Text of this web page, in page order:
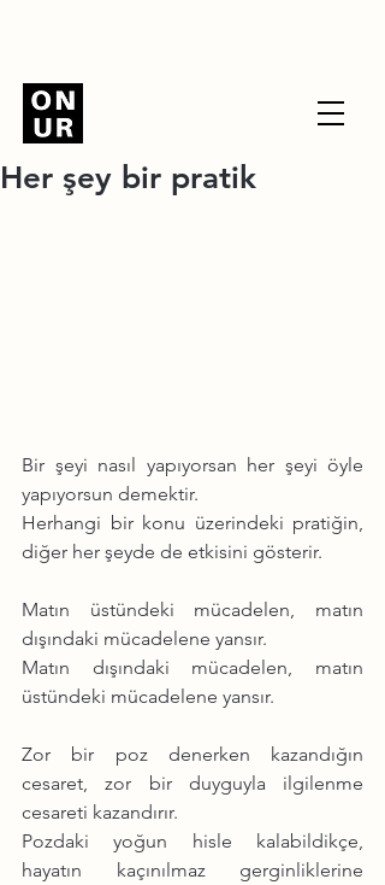
Her şey bir pratik
Bir şeyi nasıl yapıyorsan her şeyi öyle
yapıyorsun demektir.
Herhangi bir konu üzerindeki pratiğin,
diğer her şeyde de etkisini gösterir.
Matın üstündeki mücadelen, matın
dışındaki mücadelene yansır.
Matın dışındaki mücadelen, matın
üstündeki mücadelene yansır.
Zor bir poz denerken kazandığın
cesaret, zor bir duyguyla ilgilenme
cesareti kazandırır.
Pozdaki yoğun hisle kalabildikçe,
hayatın kaçınılmaz gerginliklerine